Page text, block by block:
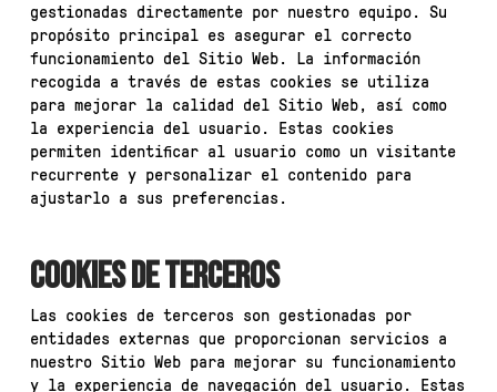
gestionadas directamente por nuestro equipo. Su
propósito principal es asegurar el correcto
funcionamiento del Sitio Web. La información
recogida a través de estas cookies se utiliza
para mejorar la calidad del Sitio Web, así como
la experiencia del usuario. Estas cookies
permiten identificar al usuario como un visitante
recurrente y personalizar el contenido para
ajustarlo a sus preferencias.
COOKIES DE TERCEROS
Las cookies de terceros son gestionadas por
entidades externas que proporcionan servicios a
nuestro Sitio Web para mejorar su funcionamiento
y la experiencia de navegación del usuario. Estas